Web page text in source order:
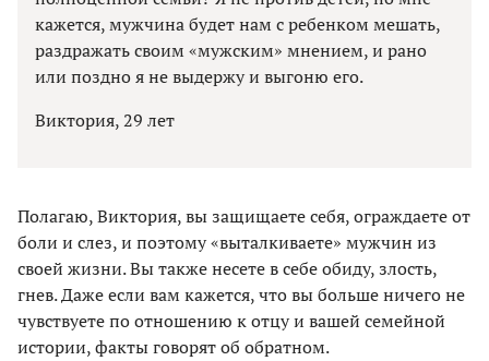
кажется, мужчина будет нам с ребенком мешать,
раздражать своим «мужским» мнением, и рано
или поздно я не выдержу и выгоню его.
Виктория, 29 лет
Полагаю, Виктория, вы защищаете себя, ограждаете от
боли и слез, и поэтому «выталкиваете» мужчин из
своей жизни. Вы также несете в себе обиду, злость,
гнев. Даже если вам кажется, что вы больше ничего не
чувствуете по отношению к отцу и вашей семейной
истории, факты говорят об обратном.